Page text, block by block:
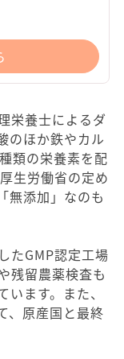
栄養士によるダ
のほか鉄やカル
類の栄養素を配
生労働省の定め
無添加」なのも
たGMP認定工場
残留農薬検査も
ます。また、
、原産国と最終